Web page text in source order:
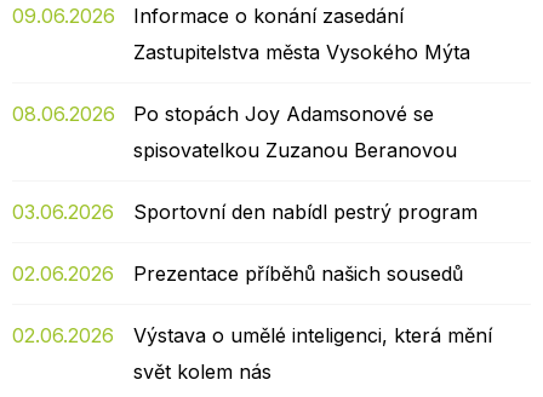
09.06.2026
Informace o konání zasedání
Zastupitelstva města Vysokého Mýta
08.06.2026
Po stopách Joy Adamsonové se
spisovatelkou Zuzanou Beranovou
03.06.2026 Sportovní den nabídl pestrý program
02.06.2026 Prezentace příběhů našich sousedů
02.06.2026
Výstava o umělé inteligenci, která mění
svět kolem nás